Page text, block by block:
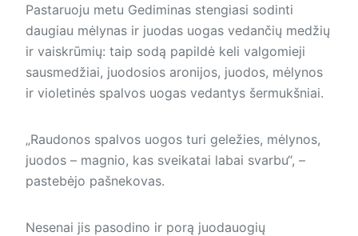
Pastaruoju metu Gediminas stengiasi sodinti
daugiau mėlynas ir juodas uogas vedančių medžių
ir vaiskrūmių: taip sodą papildė keli valgomieji
sausmedžiai, juodosios aronijos, juodos, mėlynos
ir violetinės spalvos uogas vedantys šermukšniai.
„Raudonos spalvos uogos turi geležies, mėlynos,
juodos – magnio, kas sveikatai labai svarbu“, –
pastebėjo pašnekovas.
Nesenai jis pasodino ir porą juodauogių